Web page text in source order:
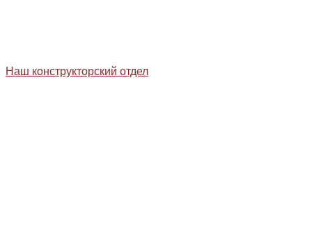
Наш конструкторский отдел